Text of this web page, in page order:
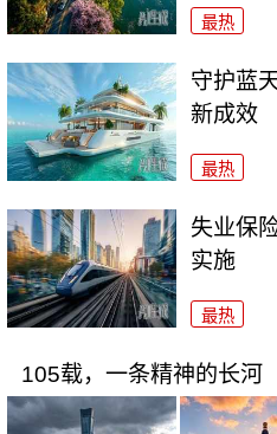
最热
守护蓝
新成效
最热
失业保
实施
最热
105载，一条精神的长河